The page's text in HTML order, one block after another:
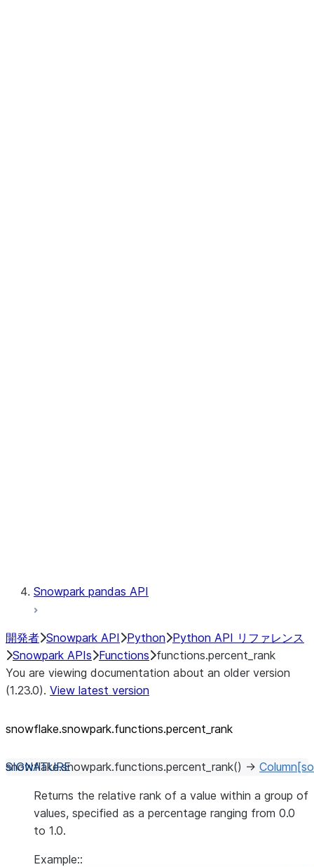
Snowpark pandas API
開発者 Snowpark API Python Python API リファレンス
Snowpark APIs Functions functions.percent_rank
You are viewing documentation about an older version
(1.23.0). View latest version
snowflake.snowpark.functions.percent_ rank
snowflake.snowpark.functions.percent_rank() → Column
Returns the relative rank of a value within a group of
values, specified as a percentage ranging from 0.0
to 1.0.
Example::